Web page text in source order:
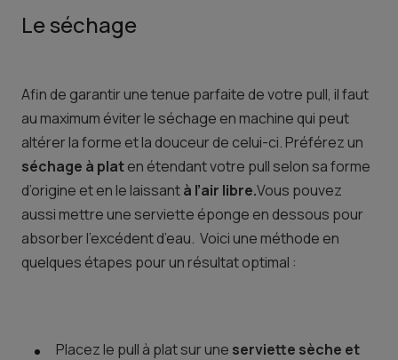
Le séchage
Afin de garantir une tenue parfaite de votre pull, il faut
au maximum éviter le séchage en machine qui peut
altérer la forme et la douceur de celui-ci. Préférez un
séchage à platen étendant votre pull selon sa forme
d’origine et en le laissantà l’air libre.Vous pouvez
aussi mettre une serviette éponge en dessous pour
absorber l’excédent d’eau. Voici une méthode en
quelques étapes pour un résultat optimal :
Placez le pull à plat sur une serviette sèche et